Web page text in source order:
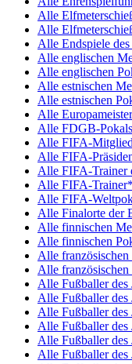
Alle
Alle
Alle Endspiele
Alle englischen
Alle englischen
Alle estnischen
Alle estnischen
Alle
Alle FDGB-
Alle FIFA-
Alle FIFA-
Alle FIFA-Trainer
Alle FIFA-
Alle FIFA-
Alle Finalorte der
Alle finnischen
Alle finnischen
Alle französischen
Alle französischen
Alle Fußballer
Alle Fußballer des
Alle Fußballer des
Alle Fußballer des
Alle Fußballer des
Alle Fußballer des